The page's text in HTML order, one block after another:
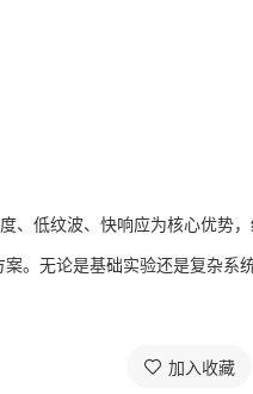
、低纹波、快响应为核心优势
。无论是基础实验还是复杂系
加入收藏